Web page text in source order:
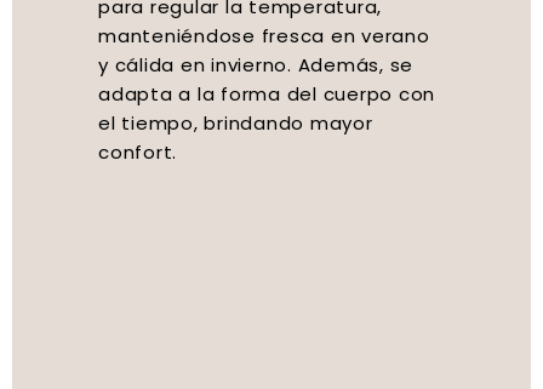
para regular la temperatura,
manteniéndose fresca en verano
y cálida en invierno. Además, se
adapta a la forma del cuerpo con
el tiempo, brindando mayor
confort.